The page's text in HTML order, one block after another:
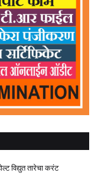
विद्युत तारेचा करंट